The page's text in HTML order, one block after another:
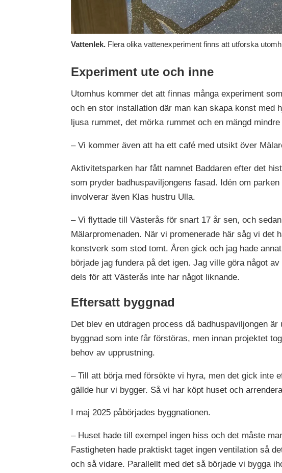
Vattenlek. Flera olika vattenexperiment finns att utforska
Experiment ute och inne
Utomhus kommer det att finnas många experiment
och en stor installation där man kan skapa konst med
ljusa rummet, det mörka rummet och en mängd
– Vi kommer även att ha ett café med utsikt över
Aktivitetsparken har fått namnet Baddaren efter det
som pryder badhuspaviljongens fasad. Idén om
involverar även Klas hustru Ulla.
– Vi flyttade till Västerås för snart 17 år sen, och
Mälarpromenaden. När vi promenerade här såg vi det
konstverk som stod tomt. Åren gick och jag hade
började jag fundera på det igen. Jag ville göra något
dels för att Västerås inte har något liknande.
Eftersatt byggnad
Det blev en utdragen process då badhuspaviljongen
byggnad som inte får förstöras, men innan projektet
behov av upprustning.
– Till att börja med försökte vi hyra, men det gick inte
gällde hur vi bygger. Så vi har köpt huset och
I maj 2025 påbörjades byggnationen.
– Huset hade till exempel ingen hiss och det måste
Fastigheten hade praktiskt taget ingen ventilation så
och så vidare. Parallellt med det så började vi bygga